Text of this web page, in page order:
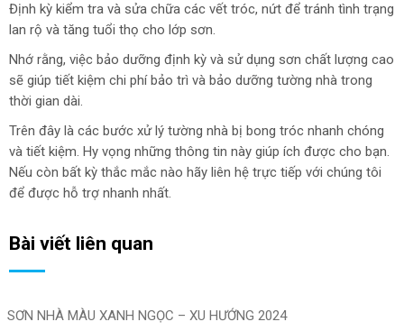
Định kỳ kiểm tra và sửa chữa các vết tróc, nứt để tránh tình trạng
lan rộ và tăng tuổi thọ cho lớp sơn.
Nhớ rằng, việc bảo dưỡng định kỳ và sử dụng sơn chất lượng cao
sẽ giúp tiết kiệm chi phí bảo trì và bảo dưỡng tường nhà trong
thời gian dài.
Trên đây là các bước xử lý tường nhà bị bong tróc nhanh chóng
và tiết kiệm. Hy vọng những thông tin này giúp ích được cho bạn.
Nếu còn bất kỳ thắc mắc nào hãy liên hệ trực tiếp với chúng tôi
để được hỗ trợ nhanh nhất.
Bài viết liên quan
SƠN NHÀ MÀU XANH NGỌC – XU HƯỚNG 2024